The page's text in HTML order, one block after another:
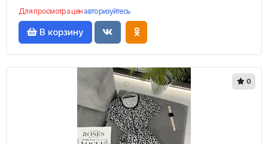
Для просмотра цен авторизуйтесь
В корзину
0